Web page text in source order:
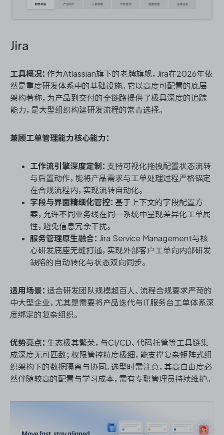
Jira
工具概况： 作为Atlassian旗下的老牌旗舰，Jira在2026年依
然是重度研发体系中的基础设施。它以高度可配置的底层
架构著称，为产品到交付的全链路提供了极具深度的追踪
能力，是大型组织构建研发流程的常青选择。
兼顾工单管理能力核心能力：
工作流引擎深度定制： 支持可视化拖拽配置状态流转
与后置动作，能将产品需求与工单处理过程严格锚定
在合规流程内，实现流转自动化。
字段与界面精细化管控： 基于上下文的字段配置方
案，允许不同业务线在同一系统中呈现差异化工单属
性，避免信息冗余干扰。
服务管理原生融合：
Jira Service Management与核
心研发底座无缝打通，实现外部客户工单向内部研发
缺陷的自动转化与状态双向同步。
适用场景： 适合研发团队规模超百人、流程合规要求严苛的
中大型企业，尤其是需要将产品迭代与IT服务台工单体系深
度绑定的复杂组织。
优势亮点： 生态极其繁荣，与CI/CD、代码托管等工具链集
成深度无可匹敌；权限管控粒度极细，能支撑复杂矩阵式组
织架构下的数据隔离与协同。选型时需注意，其高自由度必
然伴随较高的配置与学习成本，需有专职管理员持续维护。